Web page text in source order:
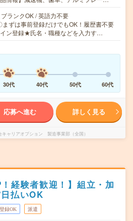
ランクOK / 英語力不要
ずは事前登録だけでもOK！履歴書不要
ン登録★氏名・職種などを入力す…
30代 40代 50代 60代
応募へ進む 詳しく見る
キャリアオプション 製造事業部（全国）
！経験者歓迎！】組立・加
払いOK
録OK 派遣